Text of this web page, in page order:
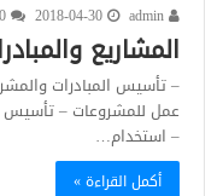
2018-04-30
المشاريع
– تأسيس المبادرات
عمل للمشروعات – تأسيس
– استخدام…
أكمل القراءة »